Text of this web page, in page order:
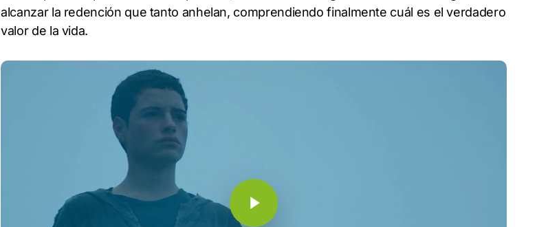
alcanzar la redención que tanto anhelan, comprendiendo finalmente cuál es el verdadero
valor de la vida.
Play Video
Play Video